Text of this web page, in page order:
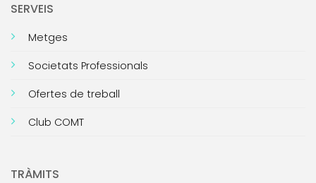
SERVEIS
Metges
Societats Professionals
Ofertes de treball
Club COMT
TRÀMITS